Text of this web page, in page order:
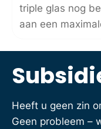
triple glas nog
aan een
Heeft u geen zin
Geen probleem –